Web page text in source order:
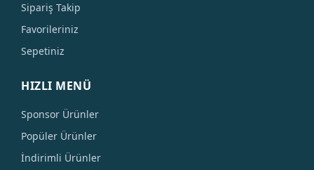
Sipariş Takip
Favorileriniz
Sepetiniz
HIZLI MENÜ
Sponsor Ürünler
Popüler Ürünler
İndirimli Ürünler